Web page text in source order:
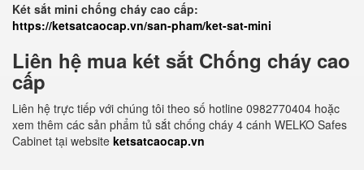
Két sắt mini chống cháy cao cấp:
https://ketsatcaocap.vn/san-pham/ket-sat-mini
Liên hệ mua két sắt Chống cháy cao
cấp
Liên hệ trực tiếp với chúng tôi theo số hotline 0982770404 hoặc
xem thêm các sản phẩm tủ sắt chống cháy 4 cánh WELKO Safes
Cabinet tại website ketsatcaocap.vn